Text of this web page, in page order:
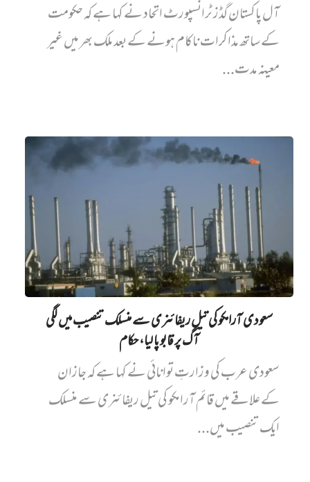
آل پاکستان گڈز ٹرانسپورٹ اتحاد نے کہا ہے کہ حکومت
کے ساتھ مذاکرات ناکام ہونے کے بعد ملک بھر میں غیر
معینہ مدت...
سعودی آرامکو کی تیل ریفائنری سے منسلک تنصیب میں‌ لگی
آگ پر قابو پا لیا، حکام
سعودی عرب کی وزارتِ توانائی نے کہا ہے کہ جازان
کے علاقے میں قائم آرامکو کی تیل ریفائنری سے منسلک
ایک تنصیب میں...